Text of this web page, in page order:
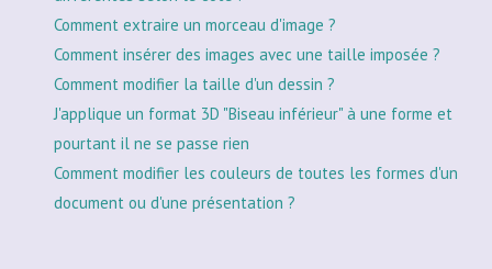
Comment extraire un morceau d'image ?
Comment insérer des images avec une taille imposée ?
Comment modifier la taille d'un dessin ?
J'applique un format 3D "Biseau inférieur" à une forme et
pourtant il ne se passe rien
Comment modifier les couleurs de toutes les formes d'un
document ou d'une présentation ?